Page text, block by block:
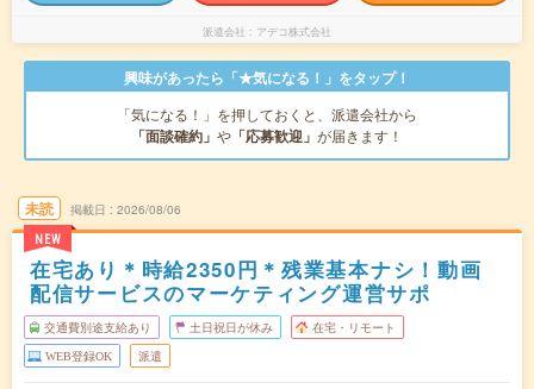
派遣会社 アデコ株式会社
興味があったら「★気になる！」をタップ！
「気になる！」を押しておくと、派遣会社から
「面談確約」 や 「応募歓迎」 が届きます！
未読
NEW
掲載日 2026/08/06
在宅あり＊時給2350円＊残業基本ナシ！動画
配信サービスのマーケティング運営サポ
交通費別途支給あり 土日祝日が休み 在宅・リモート
WEB登録OK 派遣